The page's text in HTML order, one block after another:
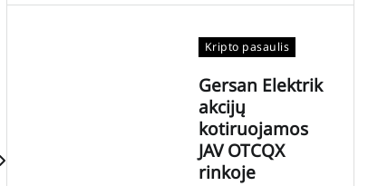
Kripto pasaulis
Gersan Elektrik
akcijų
kotiruojamos
JAV OTCQX
rinkoje